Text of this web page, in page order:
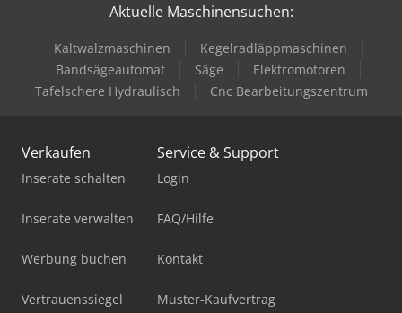
Aktuelle Maschinensuchen:
Kaltwalzmaschinen
Kegelradläppmaschinen
Bandsägeautomat
Säge
Elektromotoren
Tafelschere Hydraulisch
Cnc Bearbeitungszentrum
Verkaufen
Inserate schalten
Inserate verwalten
Werbung buchen
Vertrauenssiegel
Service & Support
Login
FAQ/Hilfe
Kontakt
Muster-Kaufvertrag